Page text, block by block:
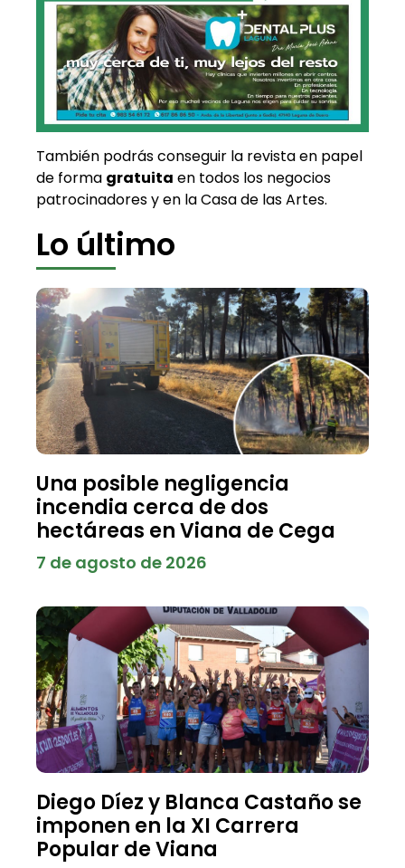
También podrás conseguir la revista en papel
de forma gratuita en todos los negocios
patrocinadores y en la Casa de las Artes.
Lo último
Una posible negligencia
incendia cerca de dos
hectáreas en Viana de Cega
7 de agosto de 2026
Diego Díez y Blanca Castaño se
imponen en la XI Carrera
Popular de Viana